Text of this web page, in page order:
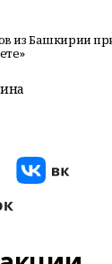
из Башкирии